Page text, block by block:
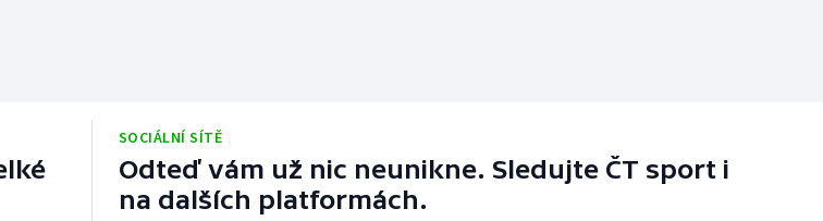
SOCIÁLNÍ SÍTĚ
Odteď vám už nic neunikne. Sledujte ČT sport i
na dalších platformách.